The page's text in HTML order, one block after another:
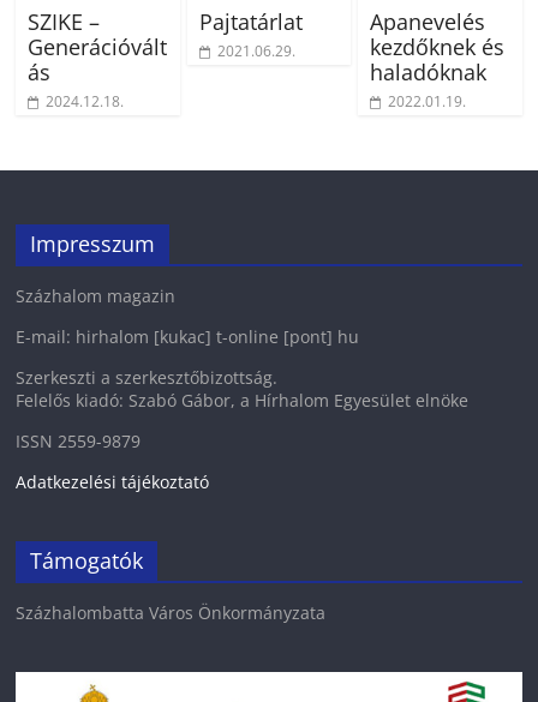
SZIKE –
Generációvált
ás
2024.12.18.
Pajtatárlat
2021.06.29.
Apanevelés
kezdőknek és
haladóknak
2022.01.19.
Impresszum
Százhalom magazin
E-mail: hirhalom [kukac] t-online [pont] hu
Szerkeszti a szerkesztőbizottság.
Felelős kiadó: Szabó Gábor, a Hírhalom Egyesület elnöke
ISSN 2559-9879
Adatkezelési tájékoztató
Támogatók
Százhalombatta Város Önkormányzata